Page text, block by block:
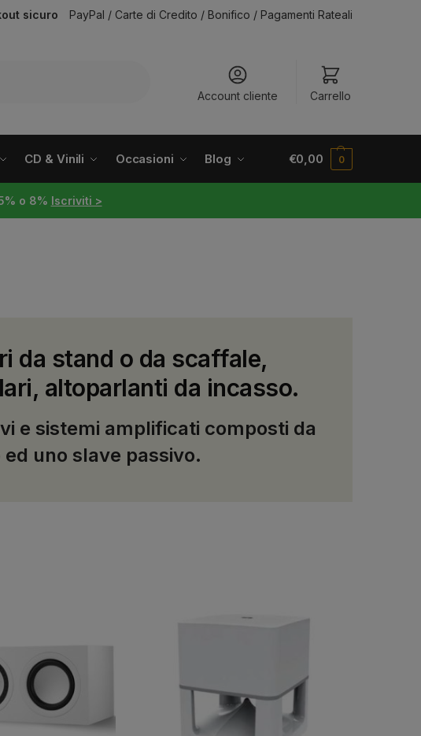
sicuro PayPal / Carte di Credito / Bonifico / Pagamenti Rateali
Account cliente Carrello
CD & Vinili Occasioni Blog €0,00 0
o 8% Iscriviti >
da stand o da scaffale,
altoparlanti da incasso.
e sistemi amplificati composti da
uno slave passivo.